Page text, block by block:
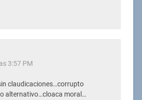
3:57 PM
claudicaciones…corrupto
alternativo…cloaca moral…